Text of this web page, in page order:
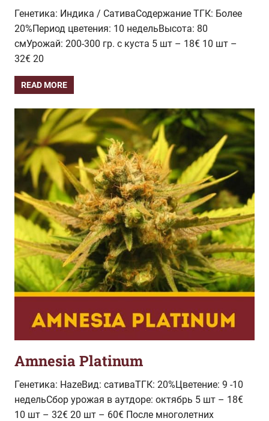
Генетика: Индика / СативаСодержание ТГК: Более
20%Период цветения: 10 недельВысота: 80
смУрожай: 200-300 гр. с куста 5 шт – 18€ 10 шт –
32€ 20
READ MORE
Amnesia Platinum
Генетика: HazeВид: сативаТГК: 20%Цветение: 9 -10
недельСбор урожая в аутдоре: октябрь 5 шт – 18€
10 шт – 32€ 20 шт – 60€ После многолетних